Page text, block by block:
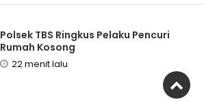
Polsek TBS Ringkus Pelaku Pencuri
Rumah Kosong
22 menit lalu